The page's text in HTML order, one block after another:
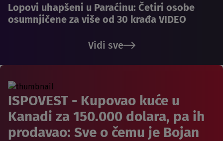
Lopovi uhapšeni u Paraćinu: Četiri osobe
osumnjičene za više od 30 krađa VIDEO
Vidi sve
ISPOVEST - Kupovao kuće u
Kanadi za 150.000 dolara, pa ih
prodavao: Sve o čemu je Bojan